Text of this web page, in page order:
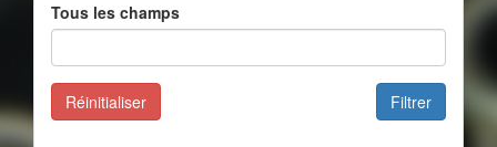
Tous les champs
Filtrer
Réinitialiser